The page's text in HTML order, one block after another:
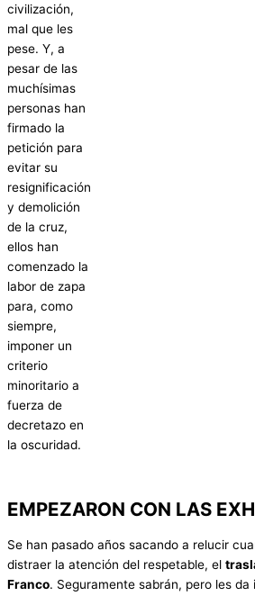
civilización,
mal que les
pese. Y, a
pesar de las
muchísimas
personas han
firmado la
petición para
evitar su
resignificación
y demolición
de la cruz,
ellos han
comenzado la
labor de zapa
para, como
siempre,
imponer un
criterio
minoritario a
fuerza de
decretazo en
la oscuridad.
EMPEZARON CON LAS
Se han pasado años sacando a relucir
distraer la atención del respetable, el
Franco. Seguramente sabrán, pero les